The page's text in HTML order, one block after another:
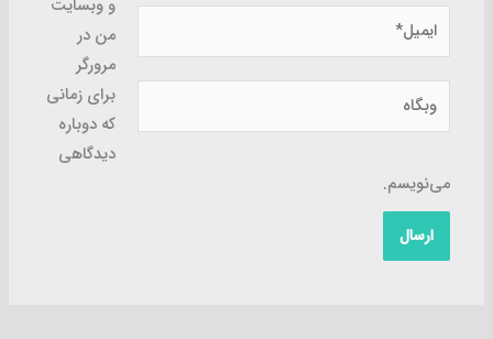
ایمیل*
وبگاه
و وبسایت
من در
مرورگر
برای زمانی
که دوباره
دیدگاهی
می‌نویسم.